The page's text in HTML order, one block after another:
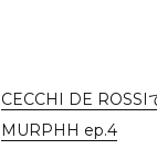
CECCHI DE ROSSI
MURPHH ep.4